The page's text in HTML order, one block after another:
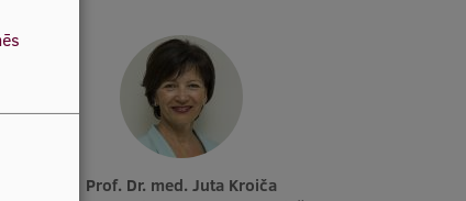
Prof. Dr. med. Juta Kroiča